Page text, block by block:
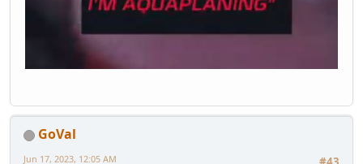
GoVal
Jun 17, 2023, 12:05 AM